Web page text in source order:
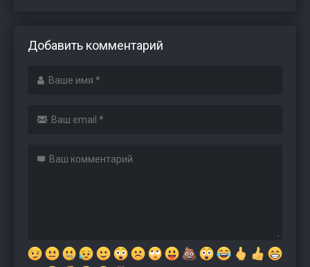
Добавить комментарий